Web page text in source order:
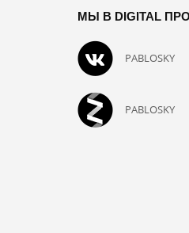
МЫ В DIGITAL
PABLOSKY
PABLOSKY